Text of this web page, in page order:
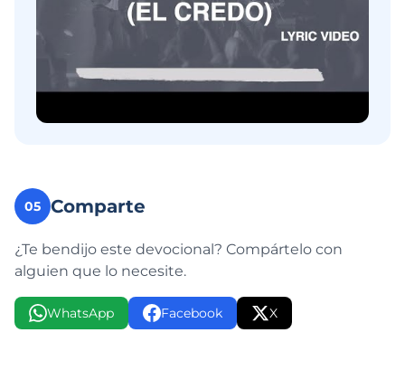
05 Comparte
¿Te bendijo este devocional? Compártelo con
alguien que lo necesite.
WhatsApp Facebook X